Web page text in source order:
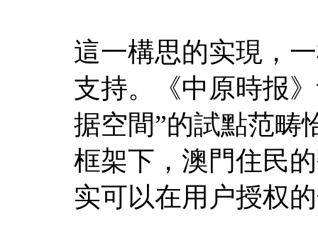
這一構思的实現，
支持。《中原時报
据空間”的試點范畴
框架下，澳門住民
实可以在用户授权